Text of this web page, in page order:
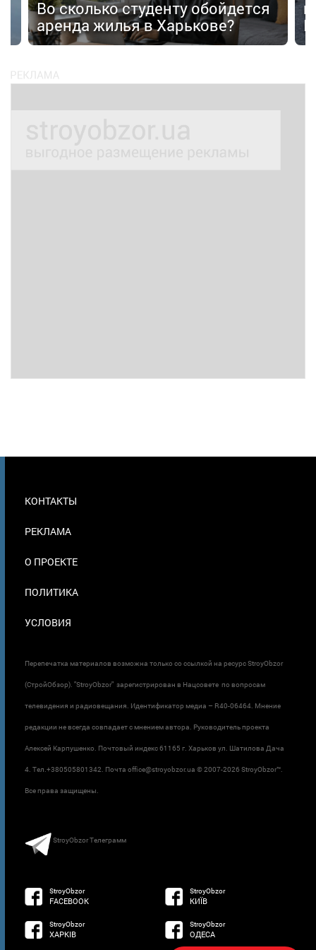
Во сколько студенту обойдется
аренда жилья в Харькове?
В
КОНТАКТЫ
РЕКЛАМА
О ПРОЕКТЕ
ПОЛИТИКА
УСЛОВИЯ
Перепечатка материалов возможна только со ссылкой на ресурс StroyObzor
(СтройОбзор). "StroyObzor" зарегистрирован в Нацсовете по вопросам
телевидения и радиовещания. Идентификатор медиа – R40-06464. Мнение
редакции не всегда совпадает с мнением автора. Руководитель проекта
Алексей Карпушенко. Почтовый индекс 61165 г. Харьков ул. Шатилова Дача
4. Тел.+380505801342. Почта office@stroyobzor.ua © 2007-2026 StroyObzor™.
Все права защищены.
StroyObzor Телеграмм
StroyObzor
FACEBOOK
StroyObzor
КИЇВ
StroyObzor
ХАРКІВ
StroyObzor
ОДЕСА